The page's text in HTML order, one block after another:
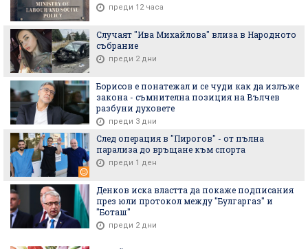
преди 12 часа
Случаят "Ива Михайлова" влиза в Народното
събрание
преди 2 дни
Борисов е понатежал и се чуди как да излъже
закона - съмнителна позиция на Вълчев
разбуни духовете
преди 3 дни
След операция в "Пирогов" - от пълна
парализа до връщане към спорта
преди 1 ден
Денков иска властта да покаже подписания
през юли протокол между "Булгаргаз" и
"Боташ"
преди 2 дни